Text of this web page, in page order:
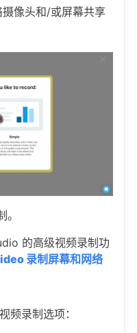
像头和/或屏幕共享
的高级视频录制功
录制屏幕和网络
频录制选项：